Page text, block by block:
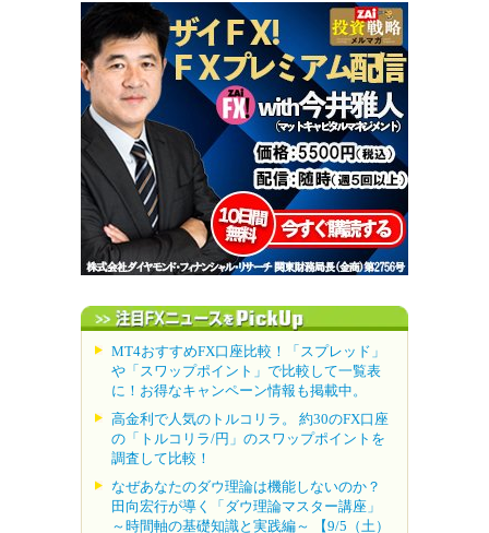
MT4おすすめFX口座比較！「スプレッド」
や「スワップポイント」で比較して一覧表
に！お得なキャンペーン情報も掲載中。
高金利で人気のトルコリラ。 約30のFX口座
の「トルコリラ/円」のスワップポイントを
調査して比較！
なぜあなたのダウ理論は機能しないのか？
田向宏行が導く「ダウ理論マスター講座」
～時間軸の基礎知識と実践編～ 【9/5（土）